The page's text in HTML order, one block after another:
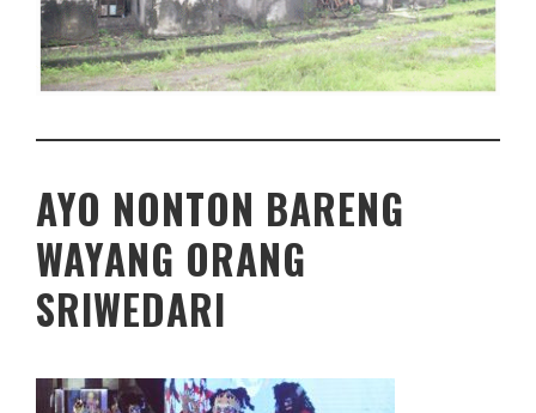
AYO NONTON BARENG
WAYANG ORANG
SRIWEDARI